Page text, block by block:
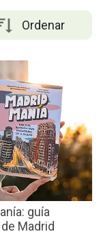
Ordenar
guía
Madrid